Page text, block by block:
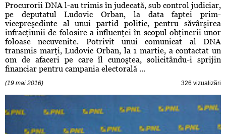
Procurorii DNA l-au trimis în judecată, sub control judiciar,
pe deputatul Ludovic Orban, la data faptei prim-
vicepreşedinte al unui partid politic, pentru săvârşirea
infracţiunii de folosire a influenţei în scopul obţinerii unor
foloase necuvenite. Potrivit unui comunicat al DNA
transmis marţi, Ludovic Orban, la 1 martie, a contactat un
om de afaceri pe care îl cunoştea, solicitându-i sprijin
financiar pentru campania electorală ...
(19 mai 2016) 326 vizualizări